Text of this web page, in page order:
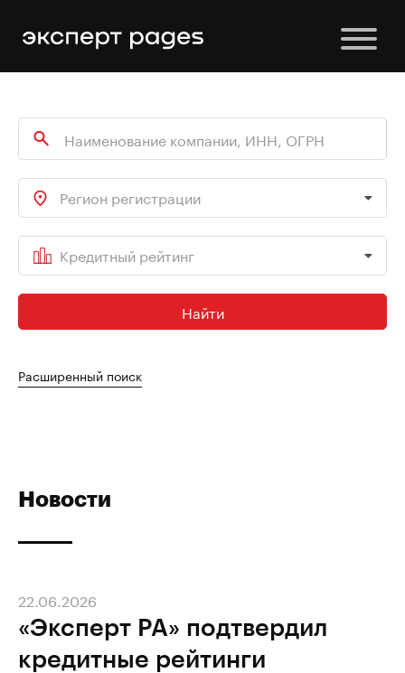
Регион регистрации
Кредитный рейтинг
Найти
Расширенный поиск
Новости
«Эксперт РА» подтвердил
кредитные рейтинги
22.06.2026